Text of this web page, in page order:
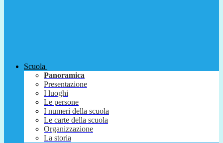
Scuola
Panoramica
Presentazione
I luoghi
Le persone
I numeri della scuola
Le carte della scuola
Organizzazione
La storia